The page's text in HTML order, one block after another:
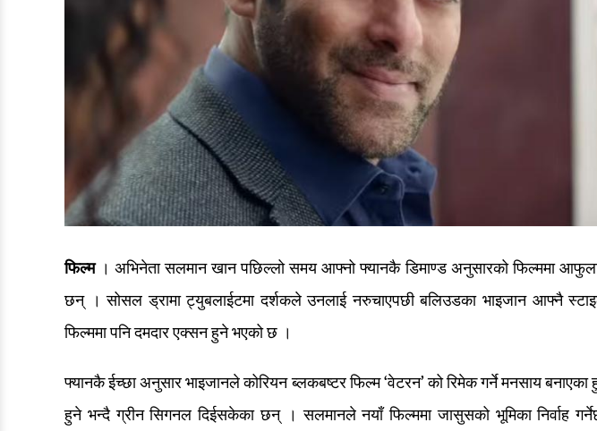
फिल्म। अभिनेता सलमान खान पछिल्लो समय आफ्नो फ्यानकै डिमाण्ड अनुसारको फिल्ममा
छन् । सोसल ड्रामा ट्युबलाईटमा दर्शकले उनलाई नरुचाएपछी बलिउडका भाइजान आफ्नै
फिल्ममा पनि दमदार एक्सन हुने भएको छ ।
फ्यानकै ईच्छा अनुसार भाइजानले कोरियन ब्लकबष्टर फिल्म ‘वेटरन’ को रिमेक गर्ने मनसाय
हुने भन्दै ग्रीन सिगनल दिईसकेका छन् । सलमानले नयाँ फिल्ममा जासुसको भूमिका निर्वाह